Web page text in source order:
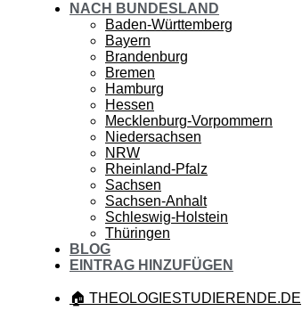
NACH BUNDESLAND
Baden-Württemberg
Bayern
Brandenburg
Bremen
Hamburg
Hessen
Mecklenburg-Vorpommern
Niedersachsen
NRW
Rheinland-Pfalz
Sachsen
Sachsen-Anhalt
Schleswig-Holstein
Thüringen
BLOG
EINTRAG HINZUFÜGEN
🏠 THEOLOGIESTUDIERENDE.DE